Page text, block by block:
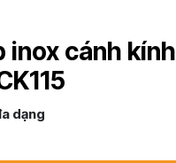
inox cánh kính
dạng